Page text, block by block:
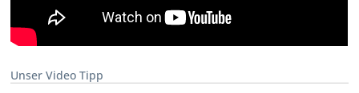
Unser Video Tipp